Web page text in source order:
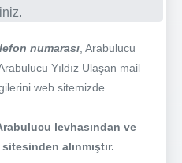
numarası , Arabulucu
Arabulucu Yıldız Ulaşan mail
web sitemizde
levhasından ve
alınmıştır.